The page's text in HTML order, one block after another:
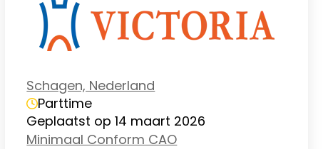
Schagen, Nederland
Parttime
Geplaatst op 14 maart 2026
Minimaal Conform CAO